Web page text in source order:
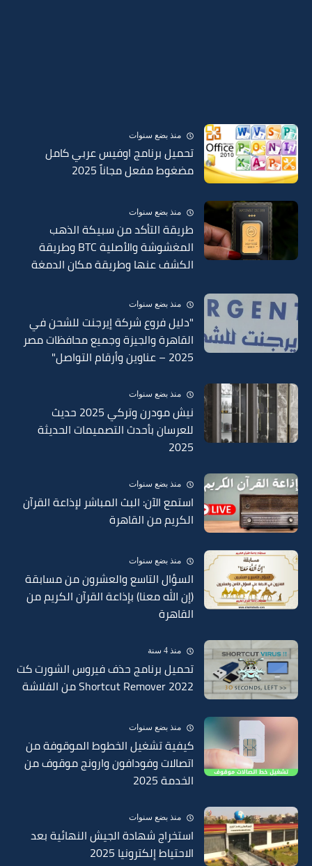
منذ بضع سنوات
تحميل برنامج اوفيس عربي كامل
مضغوط مفعل مجاناً 2025
منذ بضع سنوات
طريقة التأكد من سبيكة الذهب
المغشوشة والأصلية BTC وطريقة
الكشف عنها وطريقة مكان الدمغة
منذ بضع سنوات
"دليل فروع شركة إيرجنت للشحن في
القاهرة والجيزة وجميع محافظات مصر
2025 – عناوين وأرقام التواصل"
منذ بضع سنوات
نيش مودرن وتركي 2025 حديث
للعرسان بأحدث التصميمات الحديثة
2025
منذ بضع سنوات
استمع الآن: البث المباشر لإذاعة القرآن
الكريم من القاهرة
منذ بضع سنوات
السؤال التاسع والعشرون من مسابقة
(إن الله معنا) بإذاعة القرآن الكريم من
القاهرة
منذ 4 سنة
تحميل برنامج حذف فيروس الشورت كت
Shortcut Remover 2022 من الفلاشة
منذ بضع سنوات
كيفية تشغيل الخطوط الموقوفة من
اتصالات وفودافون وارونج موقوف من
الخدمة 2025
منذ بضع سنوات
استخراج شهادة الجيش النهائية بعد
الاحتياط إلكترونيا 2025